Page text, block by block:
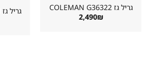
גריל גז ⁦COLEMAN G36322⁩
2,490₪
גריל גז ⁦COLEMAN G53231⁩